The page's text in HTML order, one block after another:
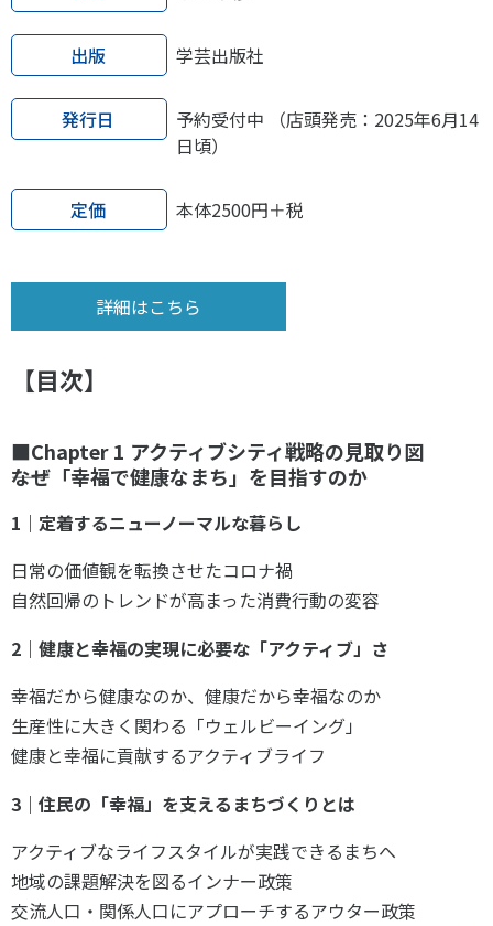
出版 学芸出版社
発行日
予約受付中 （店頭発売：2025年6月14
日頃）
定価 本体2500円＋税
詳細はこちら
【目次】
■Chapter 1 アクティブシティ戦略の見取り図
――なぜ「幸福で健康なまち」を目指すのか
1｜定着するニューノーマルな暮らし
日常の価値観を転換させたコロナ禍
自然回帰のトレンドが高まった消費行動の変容
2｜健康と幸福の実現に必要な「アクティブ」さ
幸福だから健康なのか、健康だから幸福なのか
生産性に大きく関わる「ウェルビーイング」
健康と幸福に貢献するアクティブライフ
3｜住民の「幸福」を支えるまちづくりとは
アクティブなライフスタイルが実践できるまちへ
地域の課題解決を図るインナー政策
交流人口・関係人口にアプローチするアウター政策